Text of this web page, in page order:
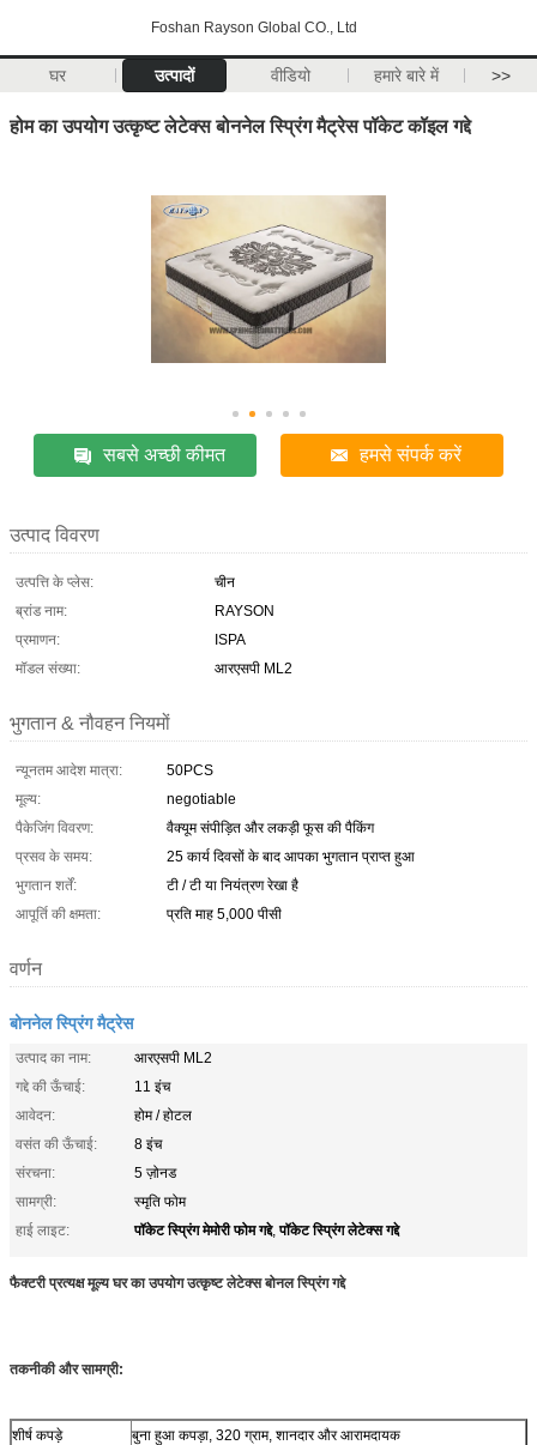
Foshan Rayson Global CO., Ltd
घर उत्पादों वीडियो हमारे बारे में >>
होम का उपयोग उत्कृष्ट लेटेक्स बोननेल स्प्रिंग मैट्रेस पॉकेट कॉइल गद्दे
सबसे अच्छी कीमत हमसे संपर्क करें
उत्पाद विवरण
उत्पत्ति के प्लेस:
चीन
ब्रांड नाम:
RAYSON
प्रमाणन:
ISPA
मॉडल संख्या:
आरएसपी ML2
भुगतान & नौवहन नियमों
न्यूनतम आदेश मात्रा:
50PCS
मूल्य:
negotiable
पैकेजिंग विवरण:
वैक्यूम संपीड़ित और लकड़ी फूस की पैकिंग
प्रसव के समय:
25 कार्य दिवसों के बाद आपका भुगतान प्राप्त हुआ
भुगतान शर्तें:
टी / टी या नियंत्रण रेखा है
आपूर्ति की क्षमता:
प्रति माह 5,000 पीसी
वर्णन
बोननेल स्प्रिंग मैट्रेस
उत्पाद का नाम:
आरएसपी ML2
गद्दे की ऊँचाई:
11 इंच
आवेदन:
होम / होटल
वसंत की ऊँचाई:
8 इंच
संरचना:
5 ज़ोनड
सामग्री:
स्मृति फोम
हाई लाइट:
पॉकेट स्प्रिंग मेमोरी फोम गद्दे,पॉकेट स्प्रिंग लेटेक्स गद्दे
फैक्टरी प्रत्यक्ष मूल्य घर का उपयोग उत्कृष्ट लेटेक्स बोनल स्प्रिंग गद्दे
तकनीकी और सामग्री:
शीर्ष कपड़े बुना हुआ कपड़ा, 320 ग्राम, शानदार और आरामदायक